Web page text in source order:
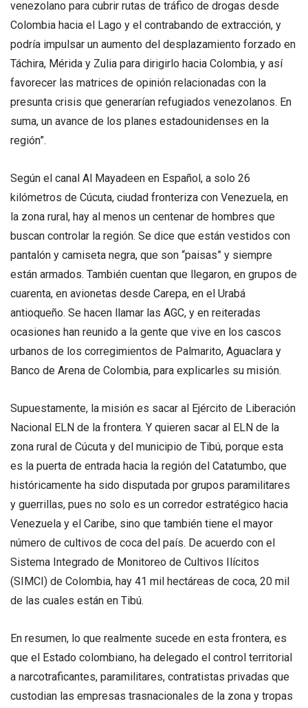
venezolano para cubrir rutas de tráfico de drogas desde
Colombia hacia el Lago y el contrabando de extracción, y
podría impulsar un aumento del desplazamiento forzado en
Táchira, Mérida y Zulia para dirigirlo hacia Colombia, y así
favorecer las matrices de opinión relacionadas con la
presunta crisis que generarían refugiados venezolanos. En
suma, un avance de los planes estadounidenses en la
región”.
Según el canal Al Mayadeen en Español, a solo 26
kilómetros de Cúcuta, ciudad fronteriza con Venezuela, en
la zona rural, hay al menos un centenar de hombres que
buscan controlar la región. Se dice que están vestidos con
pantalón y camiseta negra, que son “paisas” y siempre
están armados. También cuentan que llegaron, en grupos de
cuarenta, en avionetas desde Carepa, en el Urabá
antioqueño. Se hacen llamar las AGC, y en reiteradas
ocasiones han reunido a la gente que vive en los cascos
urbanos de los corregimientos de Palmarito, Aguaclara y
Banco de Arena de Colombia, para explicarles su misión.
Supuestamente, la misión es sacar al Ejército de Liberación
Nacional ELN de la frontera. Y quieren sacar al ELN de la
zona rural de Cúcuta y del municipio de Tibú, porque esta
es la puerta de entrada hacia la región del Catatumbo, que
históricamente ha sido disputada por grupos paramilitares
y guerrillas, pues no solo es un corredor estratégico hacia
Venezuela y el Caribe, sino que también tiene el mayor
número de cultivos de coca del país. De acuerdo con el
Sistema Integrado de Monitoreo de Cultivos Ilícitos
(SIMCI) de Colombia, hay 41 mil hectáreas de coca, 20 mil
de las cuales están en Tibú.
En resumen, lo que realmente sucede en esta frontera, es
que el Estado colombiano, ha delegado el control territorial
a narcotraficantes, paramilitares, contratistas privadas que
custodian las empresas trasnacionales de la zona y tropas